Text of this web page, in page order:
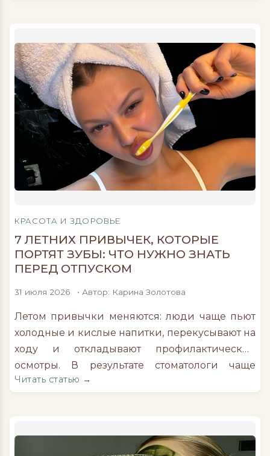
«Баланс вкуса и ритма», который проходит с 1
по 20 августа при поддержке премии
«Пальмовая […]
КРАСОТА И ЗДОРОВЬЕ
7 ЛЕТНИХ ПРИВЫЧЕК, КОТОРЫЕ
ПОРТЯТ ЗУБЫ: ЧТО НУЖНО ЗНАТЬ
ПЕРЕД ОТПУСКОМ
31 июля 2026 • Автор: Карина Золотова
Летом привычки меняются: люди чаще пьют
холодные и кислые напитки, перекусывают на
ходу и откладывают профилактические
осмотры. В результате стоматологи чаще
сталкиваются с жалобами на чувствительность
Крылова рассказывает, какие летние
Читать статью →